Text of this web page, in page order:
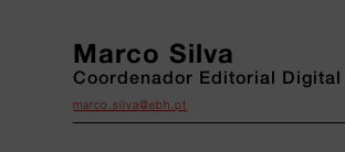
Marco Silva
Coordenador Editorial Digital
marco.silva@ebh.pt